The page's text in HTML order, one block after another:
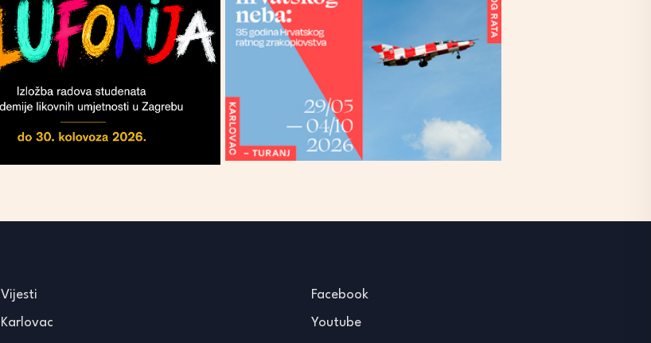
Vijesti
Karlovac
Facebook
Youtube